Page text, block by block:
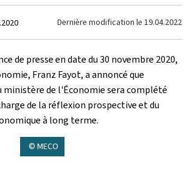
Dernière modification le 19.04.2022
de presse en date du 30 novembre 2020,
Franz Fayot, a annoncé que
de l'Économie sera complété
de la réflexion prospective et du
à long terme.
© MECO